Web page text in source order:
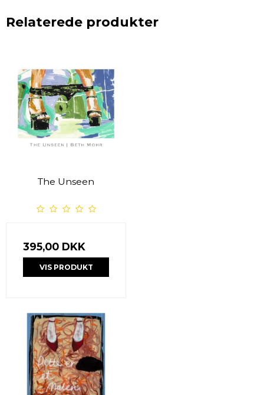
Relaterede produkter
The Unseen
395,00 DKK
VIS PRODUKT